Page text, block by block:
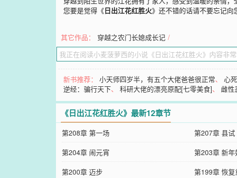
您要是觉得《日出江花红胜火》还不错的话请不要忘记向
其它作品： 穿越之农门长媳成长记 /
新书推荐：小天师四岁半，有五个大佬爸爸很正常、心
逆经：骗行天下、科研大佬的漂亮原配[七零美食]、 雌性
《日出江花红胜火》最新12章节
第208章 第一场 第207章 县试
第204章 闹元宵
第203章 新年
第200章 迈步
第199章 恢复